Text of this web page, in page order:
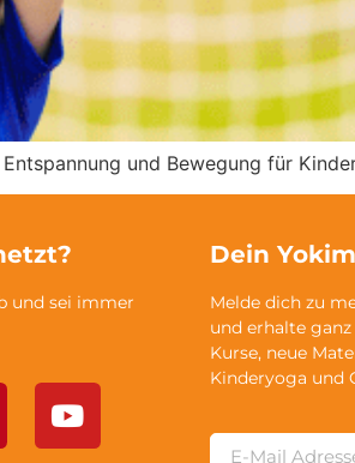
und Bewegung für
und sei immer
Dein
Melde dich zu
und erhalte
Kurse, neue
Kinderyoga und